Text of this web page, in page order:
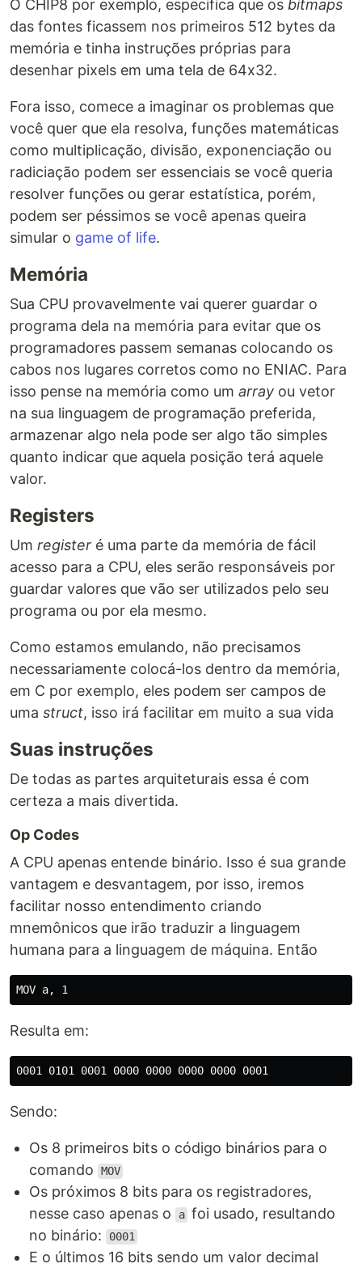
O CHIP8 por exemplo, especifica que os bitmaps
das fontes ficassem nos primeiros 512 bytes da
memória e tinha instruções próprias para
desenhar pixels em uma tela de 64x32.
Fora isso, comece a imaginar os problemas que
você quer que ela resolva, funções matemáticas
como multiplicação, divisão, exponenciação ou
radiciação podem ser essenciais se você queria
resolver funções ou gerar estatística, porém,
podem ser péssimos se você apenas queira
simular o game of life.
Memória
Sua CPU provavelmente vai querer guardar o
programa dela na memória para evitar que os
programadores passem semanas colocando os
cabos nos lugares corretos como no ENIAC. Para
isso pense na memória como um array ou vetor
na sua linguagem de programação preferida,
armazenar algo nela pode ser algo tão simples
quanto indicar que aquela posição terá aquele
valor.
Registers
Um register é uma parte da memória de fácil
acesso para a CPU, eles serão responsáveis por
guardar valores que vão ser utilizados pelo seu
programa ou por ela mesmo.
Como estamos emulando, não precisamos
necessariamente colocá-los dentro da memória,
em C por exemplo, eles podem ser campos de
uma struct, isso irá facilitar em muito a sua vida
Suas instruções
De todas as partes arquiteturais essa é com
certeza a mais divertida.
Op Codes
A CPU apenas entende binário. Isso é sua grande
vantagem e desvantagem, por isso, iremos
facilitar nosso entendimento criando
mnemônicos que irão traduzir a linguagem
humana para a linguagem de máquina. Então
Resulta em:
Sendo:
Os 8 primeiros bits o código binários para o
comando
MOV
Os próximos 8 bits para os registradores,
nesse caso apenas o
a foi usado, resultando
no binário:
0001
E o últimos 16 bits sendo um valor decimal